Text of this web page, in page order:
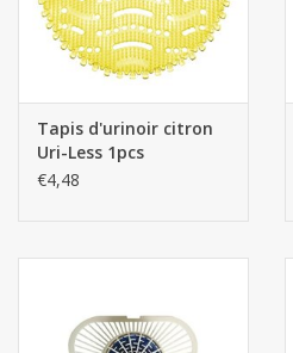
Bonbons pour la bonbonnière
Rouleaux de caisse thermiques
Produits d'hygiène
Tapis d'urinoir citron
Uri-Less 1pcs
€4,48